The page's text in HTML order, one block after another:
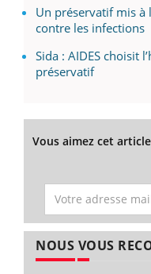
Un préservatif mis à
contre les infections
Sida : AIDES choisit
préservatif
Vous aimez cet
NOUS VOUS